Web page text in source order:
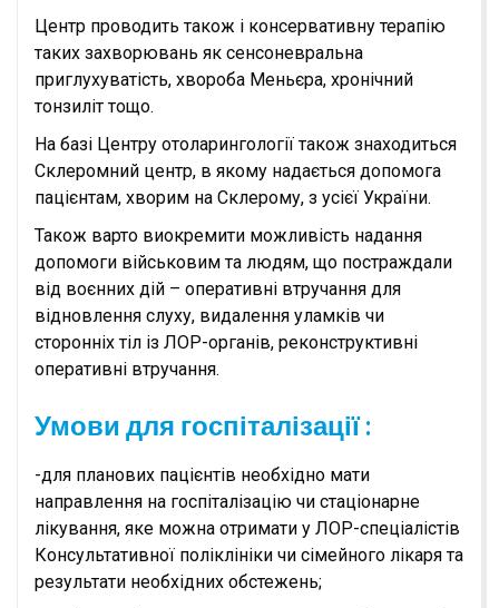
Центр проводить також і консервативну терапію
таких захворювань як сенсоневральна
приглухуватість, хвороба Меньєра, хронічний
тонзиліт тощо.
На базі Центру отоларингології також знаходиться
Склеромний центр, в якому надається допомога
пацієнтам, хворим на Склерому, з усієї України.
Також варто виокремити можливість надання
допомоги військовим та людям, що постраждали
від воєнних дій – оперативні втручання для
відновлення слуху, видалення уламків чи
сторонніх тіл із ЛОР-органів, реконструктивні
оперативні втручання.
Умови для госпіталізації :
-для планових пацієнтів необхідно мати
направлення на госпіталізацію чи стаціонарне
лікування, яке можна отримати у ЛОР-спеціалістів
Консультативної поліклініки чи сімейного лікаря та
результати необхідних обстежень;